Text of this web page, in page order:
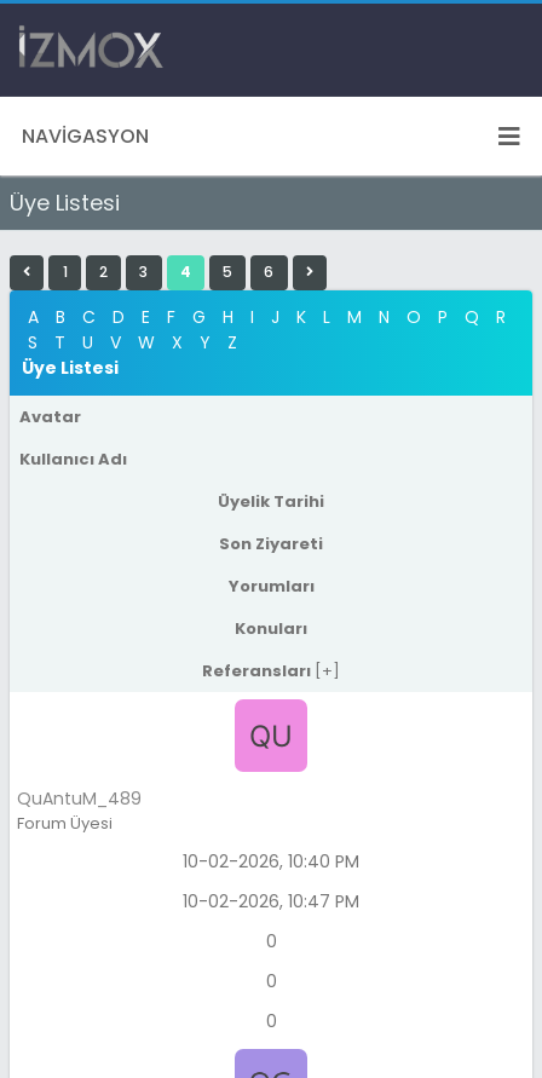
NAVIGASYON
Üye Listesi
1 2 3 4 5 6
A B C D E F G H I J K L M N O P Q
R
S
T U V W X Y
Z
Üye Listesi
Avatar
Kullanıcı Adı
Üyelik Tarihi
Son Ziyareti
Yorumları
Konuları
Referansları [+]
QuAntuM_489
Forum Üyesi
10-02-2026, 10:40 PM
10-02-2026, 10:47 PM
0
0
0